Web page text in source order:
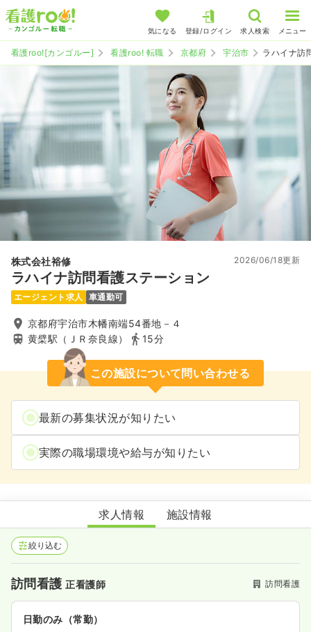
気になる 登録/ログイン 求人検索 メニュー
看護roo![カンゴルー] 看護roo! 転職 京都府 宇治市 ラハイナ訪
株式会社裕修
ラハイナ訪問看護ステーション
2026/06/18更新
エージェント求人 車通勤可
京都府宇治市木幡南端54番地－４
黄檗駅（ＪＲ奈良線）
15分
この施設について問い合わせる
最新の募集状況が知りたい
実際の職場環境や給与が知りたい
ラハイナ訪問看護ステーション
求人情報 施設情報
絞り込む
訪問看護正看護師 訪問看護
日勤のみ（常勤）